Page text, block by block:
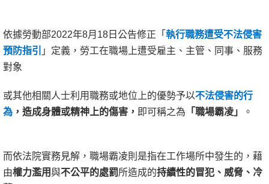
依據勞動部2022年8月18日公告修正「 執行職務遭受不法侵害
預防指引 」定義，勞工在職場上遭受雇主、主管、同事、服務
對象
或其他相關人士利用職務或地位上的優勢予以不法侵害的行
為 ，造成身體或精神上的傷害， 即可稱之為 「職場霸凌 」 。
而依法院實務見解，職場霸凌則是指在工作場所中發生的，藉
由權力濫用與不公平的處罰所造成的持續性的冒犯、威脅、冷